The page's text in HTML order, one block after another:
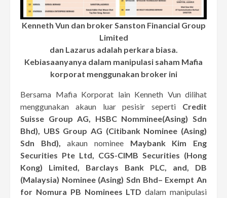
Kenneth Vun dan broker Sanston Financial Group
Limited
dan Lazarus adalah perkara biasa.
Kebiasaanyanya dalam manipulasi saham Mafia
korporat menggunakan broker ini
Bersama Mafia Korporat lain Kenneth Vun dilihat
menggunakan akaun luar pesisir seperti Credit
Suisse Group AG, HSBC Nomminee(Asing) Sdn
Bhd), UBS Group AG (Citibank Nominee (Asing)
Sdn Bhd),akaun nominee Maybank Kim Eng
Securities Pte Ltd, CGS-CIMB Securities (Hong
Kong) Limited, Barclays Bank PLC, and, DB
(Malaysia) Nominee (Asing) Sdn Bhd– Exempt An
for Nomura PB Nominees LTD dalam manipulasi